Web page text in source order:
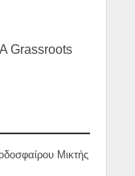
Μικτής